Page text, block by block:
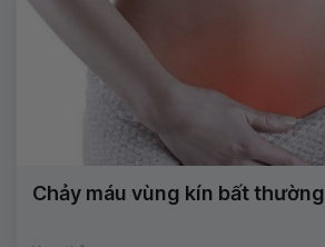
Chảy máu vùng kín bất thường